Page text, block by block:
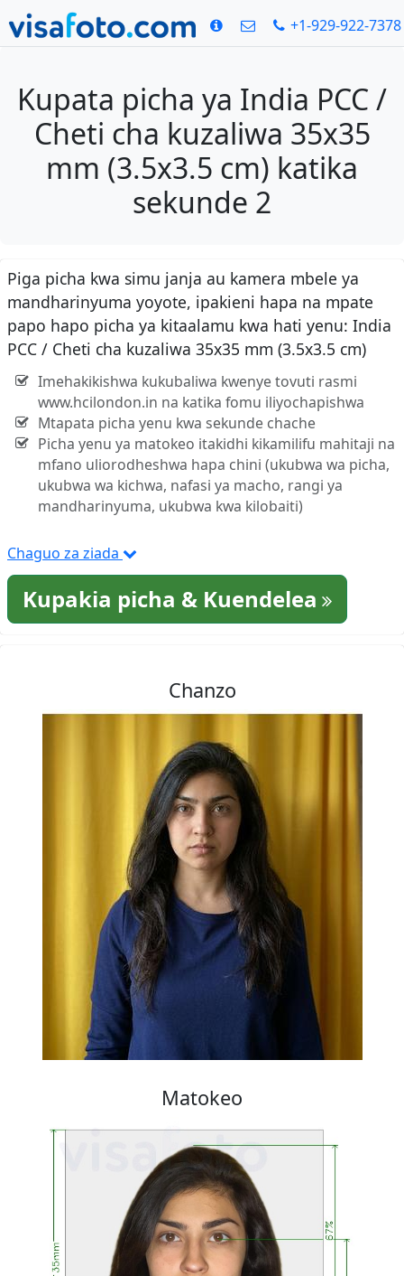
+1-929-922-7378
Kupata picha ya India PCC /
Cheti cha kuzaliwa 35x35
mm (3.5x3.5 cm) katika
sekunde 2
Piga picha kwa simu janja au kamera mbele ya
mandharinyuma yoyote, ipakieni hapa na mpate
papo hapo picha ya kitaalamu kwa hati yenu: India
PCC / Cheti cha kuzaliwa 35x35 mm (3.5x3.5 cm)
Imehakikishwa kukubaliwa kwenye tovuti rasmi
www.hcilondon.in na katika fomu iliyochapishwa
Mtapata picha yenu kwa sekunde chache
Picha yenu ya matokeo itakidhi kikamilifu mahitaji na
mfano uliorodheshwa hapa chini (ukubwa wa picha,
ukubwa wa kichwa, nafasi ya macho, rangi ya
mandharinyuma, ukubwa kwa kilobaiti)
Chaguo za ziada
Kupakia picha & Kuendelea
Chanzo
Matokeo